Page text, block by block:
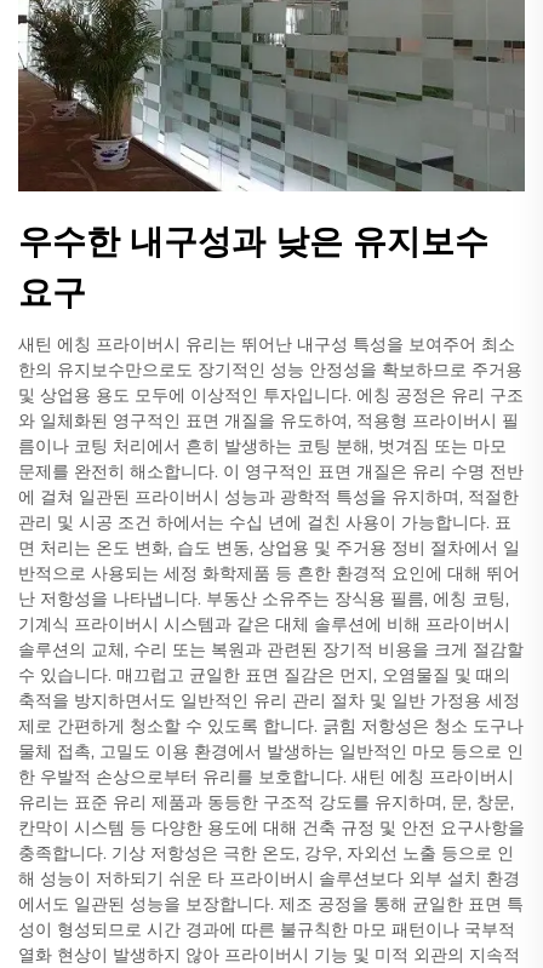
우수한 내구성과 낮은 유지보수
요구
새틴 에칭 프라이버시 유리는 뛰어난 내구성 특성을 보여주어 최소
한의 유지보수만으로도 장기적인 성능 안정성을 확보하므로 주거용
및 상업용 용도 모두에 이상적인 투자입니다. 에칭 공정은 유리 구조
와 일체화된 영구적인 표면 개질을 유도하여, 적용형 프라이버시 필
름이나 코팅 처리에서 흔히 발생하는 코팅 분해, 벗겨짐 또는 마모
문제를 완전히 해소합니다. 이 영구적인 표면 개질은 유리 수명 전반
에 걸쳐 일관된 프라이버시 성능과 광학적 특성을 유지하며, 적절한
관리 및 시공 조건 하에서는 수십 년에 걸친 사용이 가능합니다. 표
면 처리는 온도 변화, 습도 변동, 상업용 및 주거용 정비 절차에서 일
반적으로 사용되는 세정 화학제품 등 흔한 환경적 요인에 대해 뛰어
난 저항성을 나타냅니다. 부동산 소유주는 장식용 필름, 에칭 코팅,
기계식 프라이버시 시스템과 같은 대체 솔루션에 비해 프라이버시
솔루션의 교체, 수리 또는 복원과 관련된 장기적 비용을 크게 절감할
수 있습니다. 매끄럽고 균일한 표면 질감은 먼지, 오염물질 및 때의
축적을 방지하면서도 일반적인 유리 관리 절차 및 일반 가정용 세정
제로 간편하게 청소할 수 있도록 합니다. 긁힘 저항성은 청소 도구나
물체 접촉, 고밀도 이용 환경에서 발생하는 일반적인 마모 등으로 인
한 우발적 손상으로부터 유리를 보호합니다. 새틴 에칭 프라이버시
유리는 표준 유리 제품과 동등한 구조적 강도를 유지하며, 문, 창문,
칸막이 시스템 등 다양한 용도에 대해 건축 규정 및 안전 요구사항을
충족합니다. 기상 저항성은 극한 온도, 강우, 자외선 노출 등으로 인
해 성능이 저하되기 쉬운 타 프라이버시 솔루션보다 외부 설치 환경
에서도 일관된 성능을 보장합니다. 제조 공정을 통해 균일한 표면 특
성이 형성되므로 시간 경과에 따른 불규칙한 마모 패턴이나 국부적
열화 현상이 발생하지 않아 프라이버시 기능 및 미적 외관의 지속적